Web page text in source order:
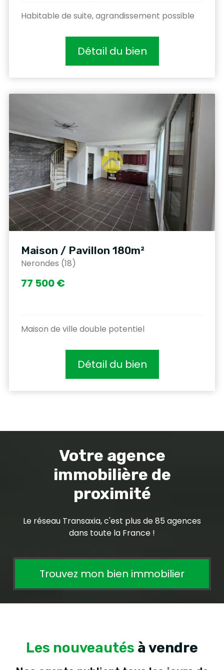
Habitable de suite, agrandissement possible
Détail du bien
Maison / Pavillon 180m²
Nerondes (18)
77 500 €
Maison de ville double potentiel
Détail du bien
Votre agence
immobilière de
proximité
Le réseau Transaxia, c'est plus de 85 agences
dans toute la France !
Trouvez mon bien immobilier
Les nouveautés à vendre